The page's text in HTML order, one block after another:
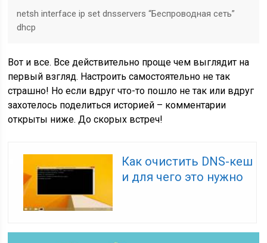
netsh interface ip set dnsservers “Беспроводная сеть”
dhcp
Вот и все. Все действительно проще чем выглядит на
первый взгляд. Настроить самостоятельно не так
страшно! Но если вдруг что-то пошло не так или вдруг
захотелось поделиться историей – комментарии
открыты ниже. До скорых встреч!
Как очистить DNS-кеш
и для чего это нужно